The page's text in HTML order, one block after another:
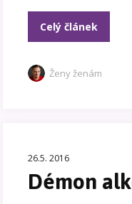
Celý článek
Ženy ženám
26.5. 2016
Démon